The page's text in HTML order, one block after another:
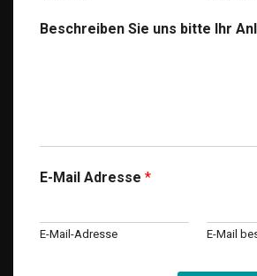
Beschreiben Sie uns bitte Ihr
E-Mail Adresse *
E-Mail-Adresse E-Mail